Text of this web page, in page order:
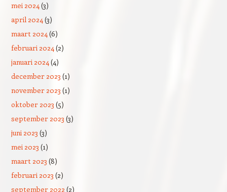
mei 2024(3)
april 2024(3)
maart 2024(6)
februari 2024(2)
januari 2024(4)
december 2023 (1)
november 2023 (1)
oktober 2023 (5)
september 2023 (3)
juni 2023 (3)
mei 2023 (1)
maart 2023 (8)
februari 2023 (2)
september 2022 (2)